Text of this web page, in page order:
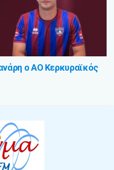
ο ΑΟ Κερκυραϊκός